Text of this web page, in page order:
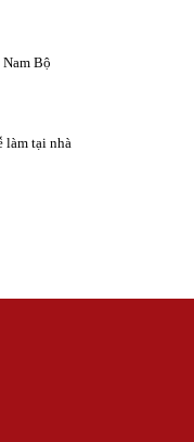
Bộ
làm tại nhà